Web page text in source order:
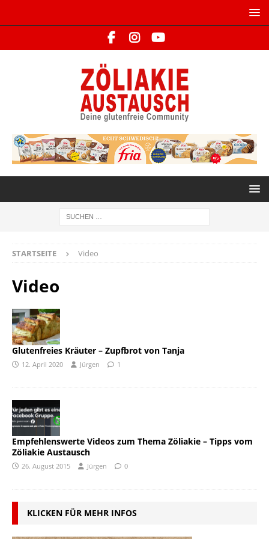
STARTSEITE Video
Video
Glutenfreies Kräuter – Zupfbrot von Tanja
12. April 2020 Jürgen 1
Empfehlenswerte Videos zum Thema Zöliakie – Tipps vom
Zöliakie Austausch
26. August 2015 Jürgen 0
KLICKEN FÜR MEHR INFOS